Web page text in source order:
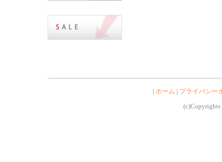
| ホーム | プライバシー
(c)Copyrights